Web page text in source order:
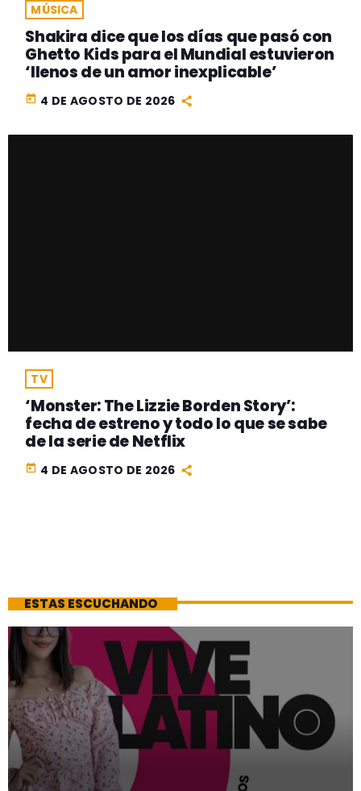
MÚSICA
Shakira dice que los días que pasó con
Ghetto Kids para el Mundial estuvieron
‘llenos de un amor inexplicable’
today 4 DE AGOSTO DE 2026
TV
‘Monster: The Lizzie Borden Story’:
fecha de estreno y todo lo que se sabe
de la serie de Netflix
today 4 DE AGOSTO DE 2026
ESTAS ESCUCHANDO